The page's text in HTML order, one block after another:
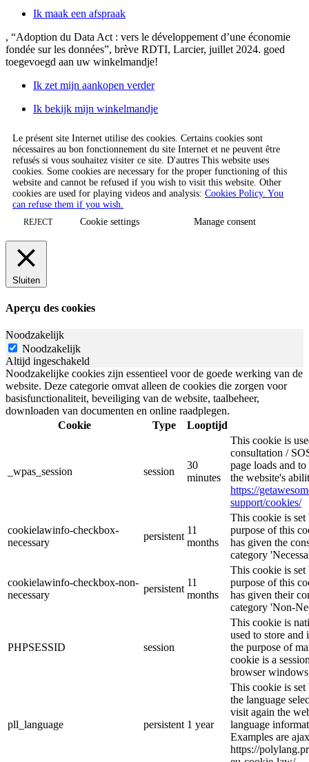
Ik maak een afspraak
, “Adoption du Data Act : vers le développement d’une économie
fondée sur les données”, brève RDTI, Larcier, juillet 2024. goed
toegevoegd aan uw winkelmandje!
Ik zet mijn aankopen verder
Ik bekijk mijn winkelmandje
Le présent site Internet utilise des cookies. Certains cookies sont
nécessaires au bon fonctionnement du site Internet et ne peuvent être
refusés si vous souhaitez visiter ce site. D'autres This website uses
cookies. Some cookies are necessary for the proper functioning of this
website and cannot be refused if you wish to visit this website. Other
cookies are used for playing videos and analysis: Cookies Policy. You
can refuse them if you wish.
REJECT Cookie settings Manage consent
Sluiten
Aperçu des cookies
Noodzakelijk
Noodzakelijk
Altijd ingeschakeld
Noodzakelijke cookies zijn essentieel voor de goede werking van de
website. Deze categorie omvat alleen de cookies die zorgen voor
basisfunctionaliteit, beveiliging van de website, taalbeheer,
downloaden van documenten en online raadplegen.
Cookie
Type Looptijd
_wpas_session session
30
minutes
This cookie is
consultation /
page loads and
the website's
https://
support/cookies/
cookielawinfo-checkbox-
necessary
persistent
11
months
This cookie is
purpose of this
has given the
category
cookielawinfo-checkbox-non-
necessary
persistent
11
months
This cookie is
purpose of this
has given their
category 'Non-
PHPSESSID session
This cookie is
used to store
the purpose of
cookie is a
browser
pll_language persistent 1 year
This cookie is set
the language
visit again the
language
Examples are
https://